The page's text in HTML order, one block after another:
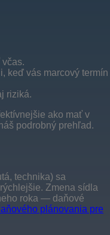
keď vás marcový termín
riziká.
ako mať v
podrobný prehľad.
technika) sa
Zmena sídla
roka — daňové
plánovania pre